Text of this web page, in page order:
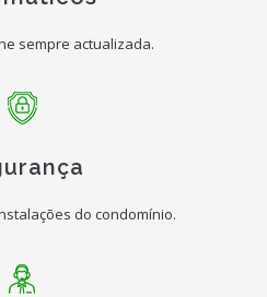
sempre actualizada.
do condomínio.